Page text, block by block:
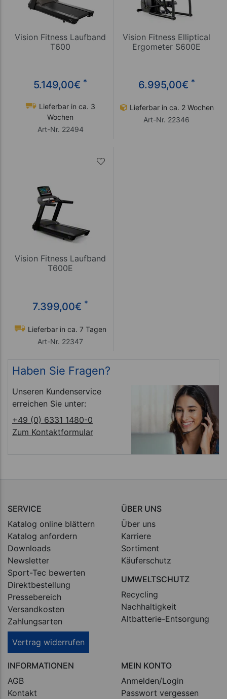
Vision Fitness Laufband
T600
5.149,00€ *
Lieferbar in ca. 3
Wochen
Art-Nr. 22494
Vision Fitness Elliptical
Ergometer S600E
6.995,00€ *
Lieferbar in ca. 2 Wochen
Art-Nr. 22346
Vision Fitness Laufband
T600E
7.399,00€ *
Lieferbar in ca. 7 Tagen
Art-Nr. 22347
Haben Sie Fragen?
Unseren Kundenservice
erreichen Sie unter:
+49 (0) 6331 1480-0
Zum Kontaktformular
SERVICE
Katalog online blättern
Katalog anfordern
Downloads
Newsletter
Sport-Tec bewerten
Direktbestellung
Pressebereich
Versandkosten
Zahlungsarten
Vertrag widerrufen
ÜBER UNS
Über uns
Karriere
Sortiment
Käuferschutz
UMWELTSCHUTZ
Recycling
Nachhaltigkeit
Altbatterie-Entsorgung
INFORMATIONEN
AGB
Kontakt
MEIN KONTO
Anmelden/Login
Passwort vergessen